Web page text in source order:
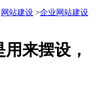
网站建设 >企业网站建设
来摆设，